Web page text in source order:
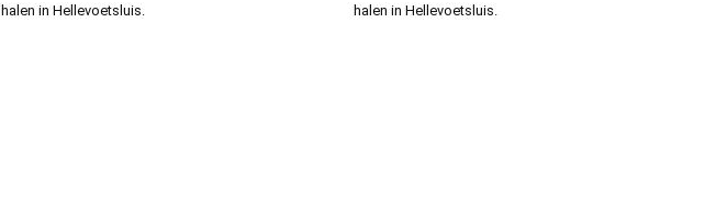
halen in Hellevoetsluis.
halen in Hellevoetsluis.